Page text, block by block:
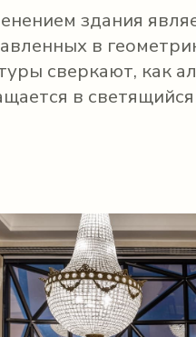
здания
в
сверкают, как
в